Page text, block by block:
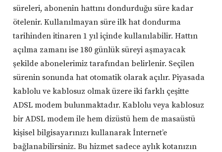
süreleri, abonenin hattını dondurduğu süre kadar
ötelenir. Kullanılmayan süre ilk hat dondurma
tarihinden itinaren 1 yıl içinde kullanılabilir. Hattın
açılma zamanı ise 180 günlük süreyi aşmayacak
şekilde abonelerimiz tarafından belirlenir. Seçilen
sürenin sonunda hat otomatik olarak açılır. Piyasada
kablolu ve kablosuz olmak üzere iki farklı çeşitte
ADSL modem bulunmaktadır. Kablolu veya kablosuz
bir ADSL modem ile hem dizüstü hem de masaüstü
kişisel bilgisayarınızı kullanarak İnternet’e
bağlanabilirsiniz. Bu hizmet sadece aylık kotanızın